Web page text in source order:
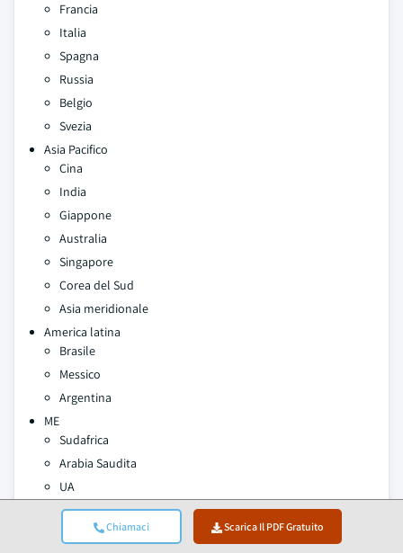
Chiamaci Scarica Il PDF Gratuito
Francia
Italia
Spagna
Russia
Belgio
Svezia
Asia Pacifico
Cina
India
Giappone
Australia
Singapore
Corea del Sud
Asia meridionale
America latina
Brasile
Messico
Argentina
ME
Sudafrica
Arabia Saudita
UA
Autori:Preeti Wadhwani , Aishvarya Ambekar